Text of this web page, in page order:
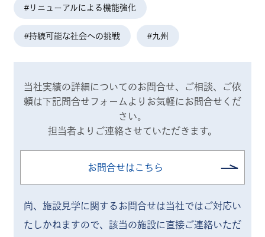
#リニューアルによる機能強化
#持続可能な社会への挑戦 #九州
当社実績の詳細についてのお問合せ、ご相談、ご依
頼は下記問合せフォームよりお気軽にお問合せくだ
さい。
担当者よりご連絡させていただきます。
お問合せはこちら
尚、施設見学に関するお問合せは当社ではご対応い
たしかねますので、 該当の施設に直接ご連絡いただ